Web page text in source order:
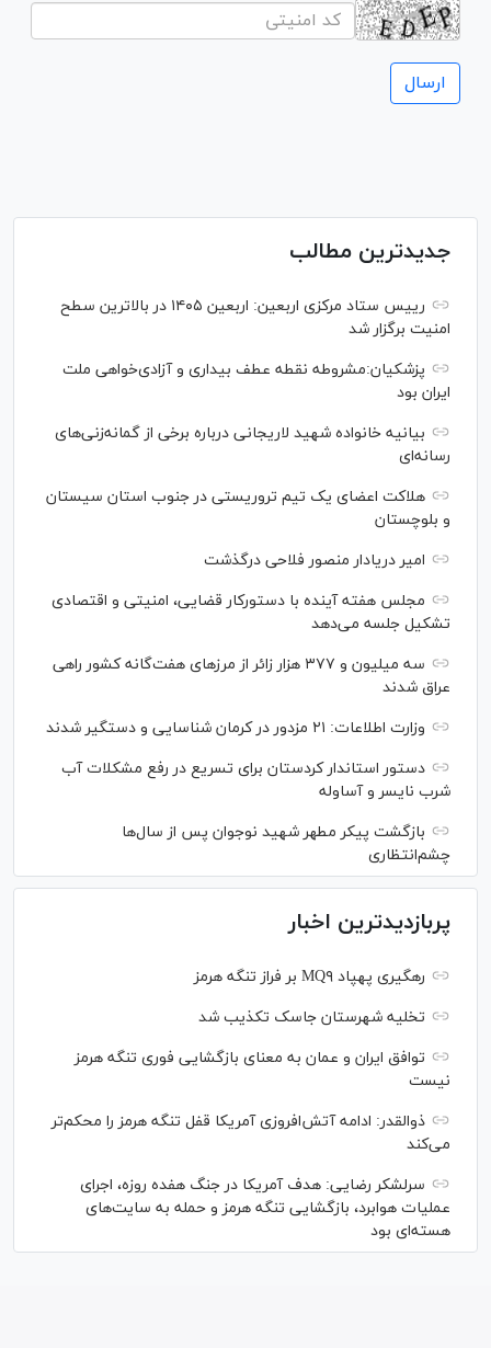
جدیدترین مطالب
رییس ستاد مرکزی اربعین: اربعین ۱۴۰۵ در بالاترین سطح
امنیت برگزار شد
پزشکیان:مشروطه نقطه عطف بیداری و آزادی‌خواهی ملت
ایران بود
بیانیه خانواده شهید لاریجانی درباره برخی از گمانه‌زنی‌های
رسانه‌ای
هلاکت اعضای یک تیم تروریستی در جنوب استان سیستان
و بلوچستان
امیر دریادار منصور فلاحی درگذشت
مجلس هفته آینده با دستورکار قضایی، امنیتی و اقتصادی
تشکیل جلسه می‌دهد
سه میلیون و ۳۷۷ هزار زائر از مرز‌های هفت‌گانه کشور راهی
عراق شدند
وزارت اطلاعات: ۲۱ مزدور در کرمان شناسایی و دستگیر شدند
دستور استاندار کردستان برای تسریع در رفع مشکلات آب
شرب نایسر و آساوله
بازگشت پیکر مطهر شهید نوجوان پس از سال‌ها
چشم‌انتظاری
پربازدیدترین اخبار
رهگیری پهپاد MQ۹ بر فراز تنگه هرمز
تخلیه شهرستان جاسک تکذیب شد
توافق ایران و عمان به معنای بازگشایی فوری تنگه هرمز
نیست
ذوالقدر: ادامه آتش‌افروزی آمریکا قفل تنگه هرمز را محکم‌تر
می‌کند
سرلشکر رضایی: هدف آمریکا در جنگ هفده روزه، اجرای
عملیات هوابرد، بازگشایی تنگه هرمز و حمله به سایت‌های
هسته‌ای بود